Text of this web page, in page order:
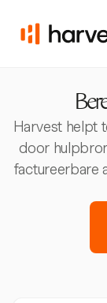
Harvest helpt
door
factureerbare